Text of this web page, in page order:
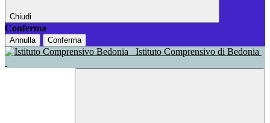
Chiudi
Conferma
Annulla Conferma
Istituto Comprensivo di Bedonia